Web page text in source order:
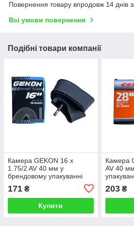
Повернення товару впродовж 14 днів
Всі умови повернення
Подібні товари компанії
Камера GEKON 16 x
1.75/2 AV 40 мм у
брендовому упакуванні
171 ₴
Купити
Камера
AV 40
203₴